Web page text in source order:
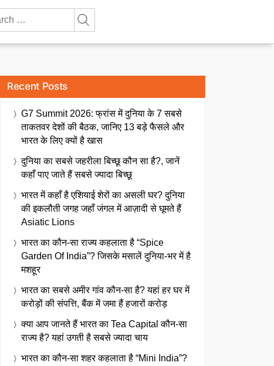
Recent Posts
G7 Summit 2026: फ्रांस में दुनिया के 7 सबसे
ताकतवर देशों की बैठक, जानिए 13 बड़े फैसले और
भारत के लिए क्यों है खास
दुनिया का सबसे जहरीला बिच्छू कौन सा है?, जानें
कहाँ पाए जाते हैं सबसे ज्यादा बिच्छू
भारत में कहाँ है एशियाई शेरों का असली घर? दुनिया
की इकलौती जगह जहाँ जंगल में आज़ादी से घूमते हैं
Asiatic Lions
भारत का कौन-सा राज्य कहलाता है “Spice
Garden Of India”? जिसके मसालें दुनिया-भर में है
मशहूर
भारत का सबसे अमीर गांव कौन-सा है? यहां हर घर में
करोड़ों की संपत्ति, बैंक में जमा हैं हजारों करोड़
क्या आप जानते हैं भारत का Tea Capital कौन-सा
राज्य है? यहां उगती है सबसे ज्यादा चाय
भारत का कौन-सा शहर कहलाता है “Mini India”?